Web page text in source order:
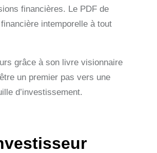
financières. Le PDF de
intemporelle à tout
grâce à son livre visionnaire
un premier pas vers une
d’investissement.